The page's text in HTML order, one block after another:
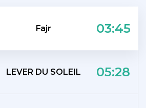
Fajr 03:45
LEVER DU SOLEIL 05:28